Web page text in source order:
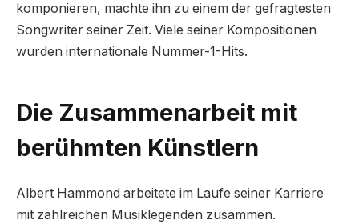
komponieren, machte ihn zu einem der gefragtesten
Songwriter seiner Zeit. Viele seiner Kompositionen
wurden internationale Nummer-1-Hits.
Die Zusammenarbeit mit
berühmten Künstlern
Albert Hammond arbeitete im Laufe seiner Karriere
mit zahlreichen Musiklegenden zusammen.